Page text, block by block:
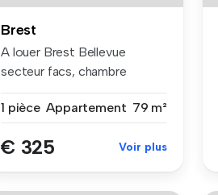
Brest
A louer Brest Bellevue
secteur facs, chambre
1 pièce Appartement 79 m²
€ 325 Voir plus